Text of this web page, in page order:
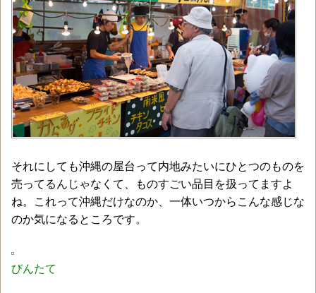
それにしても沖縄の屋台って内地みたいにひとつのものを
売ってるんじゃなくて、ものすごい品目を扱ってますよ
ね。これって沖縄だけなのか、一体いつからこんな感じな
のか気になるところです。
びんたて